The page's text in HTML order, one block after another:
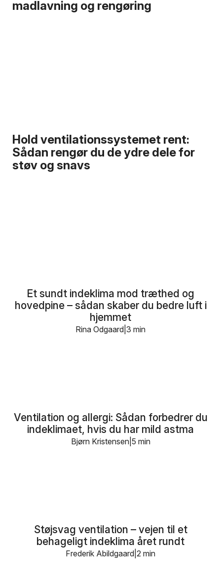
madlavning og rengøring
Hold ventilationssystemet rent:
Sådan rengør du de ydre dele for
støv og snavs
Et sundt indeklima mod træthed og
hovedpine – sådan skaber du bedre luft i
hjemmet
3 min
Rina Odgaard
Ventilation og allergi: Sådan forbedrer du
indeklimaet, hvis du har mild astma
5 min
Bjørn Kristensen
Støjsvag ventilation – vejen til et
behageligt indeklima året rundt
2 min
Frederik Abildgaard